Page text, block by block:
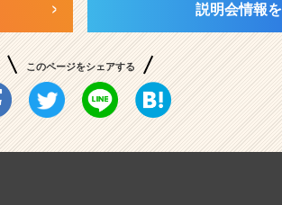
説明会情報
このページをシェアする